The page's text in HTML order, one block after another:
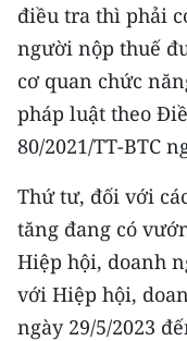
Chuyên trang TP.
CHUYÊN ĐỀ
CÁC CHUYÊN
VỀ BÁO NHÂN DÂN
THỜI NAY
NHÂN DÂN CUỐI
điều tra thì phải
người nộp thuế
cơ quan chức
pháp luật theo
80/2021/TT-BTC
Thứ tư, đối với
tăng đang có
Hiệp hội, doanh
với Hiệp hội,
ngày 29/5/2023